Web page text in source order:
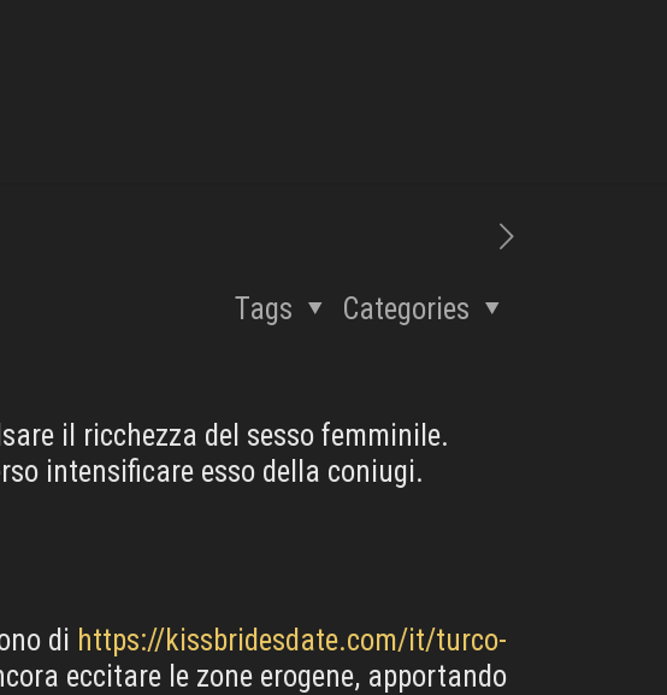
Categories
Tags
il ricchezza del sesso femminile.
intensificare esso della coniugi.
di https://kissbridesdate.com/it/turco-
eccitare le zone erogene, apportando